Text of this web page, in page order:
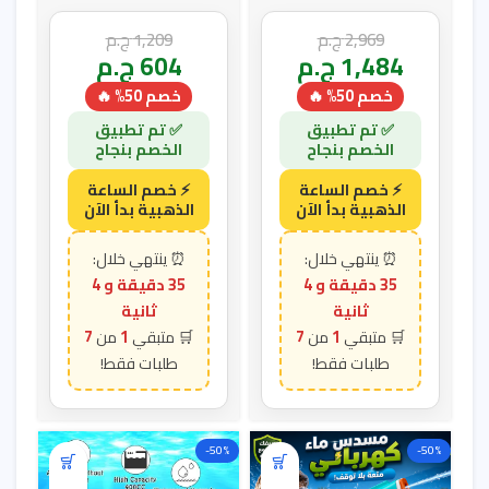
2,969ج.م
1,484ج.م
خصم 50% 🔥
35 دقيقة و 3
ثانية
1
7
1,209ج.م
604ج.م
خصم 50% 🔥
35 دقيقة و 3
ثانية
1
7
-50%
-50%